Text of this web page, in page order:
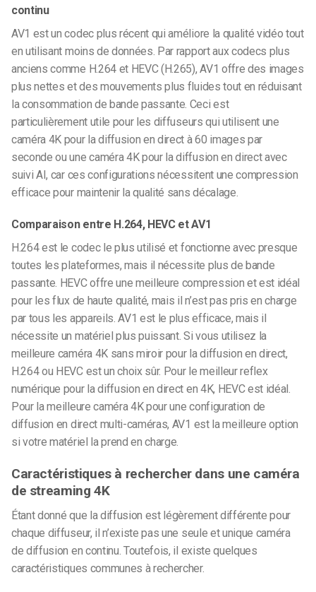
continu
AV1 est un codec plus récent qui améliore la qualité vidéo tout
en utilisant moins de données. Par rapport aux codecs plus
anciens comme H.264 et HEVC (H.265), AV1 offre des images
plus nettes et des mouvements plus fluides tout en réduisant
la consommation de bande passante. Ceci est
particulièrement utile pour les diffuseurs qui utilisent une
caméra 4K pour la diffusion en direct à 60 images par
seconde ou une caméra 4K pour la diffusion en direct avec
suivi AI, car ces configurations nécessitent une compression
efficace pour maintenir la qualité sans décalage.
Comparaison entre H.264, HEVC et AV1
H.264 est le codec le plus utilisé et fonctionne avec presque
toutes les plateformes, mais il nécessite plus de bande
passante. HEVC offre une meilleure compression et est idéal
pour les flux de haute qualité, mais il n’est pas pris en charge
par tous les appareils. AV1 est le plus efficace, mais il
nécessite un matériel plus puissant. Si vous utilisez la
meilleure caméra 4K sans miroir pour la diffusion en direct,
H.264 ou HEVC est un choix sûr. Pour le meilleur reflex
numérique pour la diffusion en direct en 4K, HEVC est idéal.
Pour la meilleure caméra 4K pour une configuration de
diffusion en direct multi-caméras, AV1 est la meilleure option
si votre matériel la prend en charge.
Caractéristiques à rechercher dans une caméra
de streaming 4K
Étant donné que la diffusion est légèrement différente pour
chaque diffuseur, il n’existe pas une seule et unique caméra
de diffusion en continu. Toutefois, il existe quelques
caractéristiques communes à rechercher.